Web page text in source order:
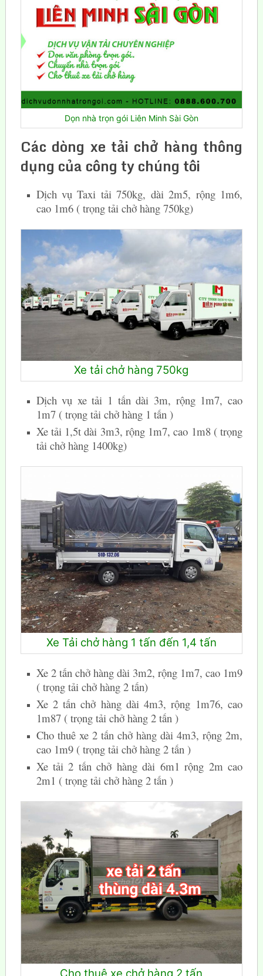
Dọn nhà trọn gói Liên Minh Sài Gòn
Các dòng xe tải chở hàng thông
dụng của công ty chúng tôi
Dịch vụ Taxi tải 750kg, dài 2m5, rộng 1m6,
cao 1m6 ( trọng tải chở hàng 750kg)
Xe tải chở hàng 750kg
Dịch vụ xe tải 1 tấn dài 3m, rộng 1m7, cao
1m7 ( trọng tải chở hàng 1 tấn )
Xe tải 1,5t dài 3m3, rộng 1m7, cao 1m8 ( trọng
tải chở hàng 1400kg)
Xe Tải chở hàng 1 tấn đến 1,4 tấn
Xe 2 tấn chở hàng dài 3m2, rộng 1m7, cao 1m9
( trọng tải chở hàng 2 tấn)
Xe 2 tấn chở hàng dài 4m3, rộng 1m76, cao
1m87 ( trọng tải chở hàng 2 tấn )
Cho thuê xe 2 tấn chở hàng dài 4m3, rộng 2m,
cao 1m9 ( trọng tải chở hàng 2 tấn )
Xe tải 2 tấn chở hàng dài 6m1 rộng 2m cao
2m1 ( trọng tải chở hàng 2 tấn )
Cho thuê xe chở hàng 2 tấn